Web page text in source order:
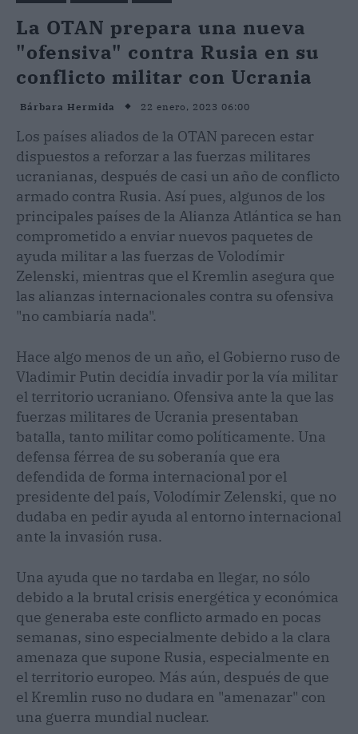
La OTAN prepara una nueva
"ofensiva" contra Rusia en su
conflicto militar con Ucrania
Bárbara Hermida 22 enero, 2023 06:00
Los países aliados de la OTAN parecen estar
dispuestos a reforzar a las fuerzas militares
ucranianas, después de casi un año de conflicto
armado contra Rusia. Así pues, algunos de los
principales países de la Alianza Atlántica se han
comprometido a enviar nuevos paquetes de
ayuda militar a las fuerzas de Volodímir
Zelenski, mientras que el Kremlin asegura que
las alianzas internacionales contra su ofensiva
"no cambiaría nada".
Hace algo menos de un año, el Gobierno ruso de
Vladimir Putin decidía invadir por la vía militar
el territorio ucraniano. Ofensiva ante la que las
fuerzas militares de Ucrania presentaban
batalla, tanto militar como políticamente. Una
defensa férrea de su soberanía que era
defendida de forma internacional por el
presidente del país, Volodímir Zelenski, que no
dudaba en pedir ayuda al entorno internacional
ante la invasión rusa.
Una ayuda que no tardaba en llegar, no sólo
debido a la brutal crisis energética y económica
que generaba este conflicto armado en pocas
semanas, sino especialmente debido a la clara
amenaza que supone Rusia, especialmente en
el territorio europeo. Más aún, después de que
el Kremlin ruso no dudara en "amenazar" con
una guerra mundial nuclear.